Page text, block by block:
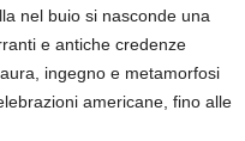
nel buio si nasconde una
e antiche credenze
ingegno e metamorfosi
americane, fino alle